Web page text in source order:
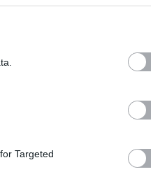
Targeted